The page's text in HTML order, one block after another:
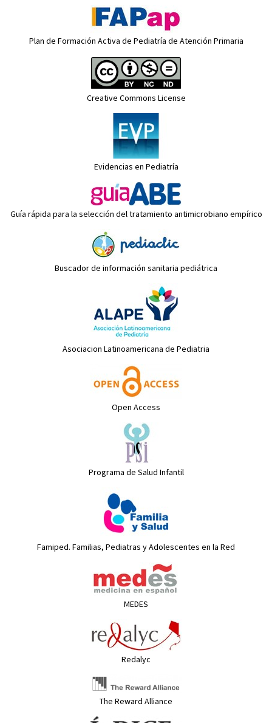
Plan de Formación Activa de Pediatría de Atención Primaria
Creative Commons License
Evidencias en Pediatría
Guía rápida para la selección del tratamiento antimicrobiano empírico
Buscador de información sanitaria pediátrica
Asociacion Latinoamericana de Pediatria
Open Access
Programa de Salud Infantil
Famiped. Familias, Pediatras y Adolescentes en la Red
MEDES
Redalyc
The Reward Alliance